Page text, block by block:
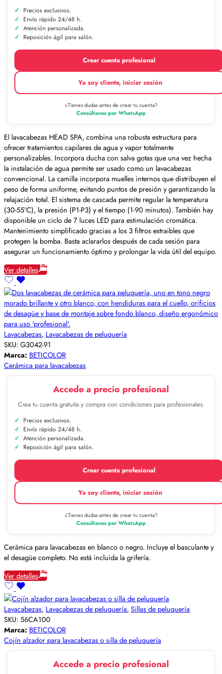
Precios exclusivos.
Envío rápido 24/48 h.
Atención personalizada.
Reposición ágil para salón.
Crear cuenta profesional
Ya soy cliente, iniciar sesión
¿Tienes dudas antes de crear tu cuenta?
Consúltanos por WhatsApp
El lavacabezas HEAD SPA, combina una robusta estructura para
ofrecer tratamientos capilares de agua y vapor totalmente
personalizables. Incorpora ducha con salva gotas que una vez hecha
la instalación de agua permite ser usado como un lavacabezas
convencional. La camilla incorpora muelles internos que distribuyen el
peso de forma uniforme, evitando puntos de presión y garantizando la
relajación total. El sistema de cascada permite regular la temperatura
(30-55ºC), la presión (P1-P3) y el tiempo (1-90 minutos). También hay
disponible un ciclo de 7 luces LED para estimulación cromática.
Mantenimiento simplificado gracias a los 3 filtros extraibles que
protegen la bomba. Basta aclararlos después de cada sesión para
asegurar un funcionamiento óptimo y prolongar la vida útil del equipo.
Ver detalles
Lavacabezas, Lavacabezas de peluquería
SKU: G3042-91
Marca: BETICOLOR
Cerámica para lavacabezas
Accede a precio profesional
Crea tu cuenta gratuita y compra con condiciones para profesionales.
Precios exclusivos.
Envío rápido 24/48 h.
Atención personalizada.
Reposición ágil para salón.
Crear cuenta profesional
Ya soy cliente, iniciar sesión
¿Tienes dudas antes de crear tu cuenta?
Consúltanos por WhatsApp
Cerámica para lavacabezas en blanco o negro. Incluye el basculante y
el desagüe completo. No está incluida la grifería.
Ver detalles
Lavacabezas, Lavacabezas de peluquería, Sillas de peluquería
SKU: 56CA100
Marca: BETICOLOR
Cojín alzador para lavacabezas o silla de peluquería
Accede a precio profesional